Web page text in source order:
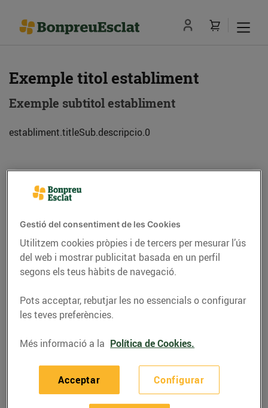
Exemple titol establiment
Exemple subtitol establiment
establiment.titleSub.descripcio.0
Adreça
Telèfon
930525412
Trucar-hi
Horaris
Gestió del consentiment de les Cookies
Utilitzem cookies pròpies i de tercers per mesurar l’ús
del web i mostrar publicitat basada en un perfil
segons els teus hàbits de navegació.
Pots acceptar, rebutjar les no essencials o configurar
les teves preferències.
Més informació a la Política de Cookies.
Configurar
Acceptar